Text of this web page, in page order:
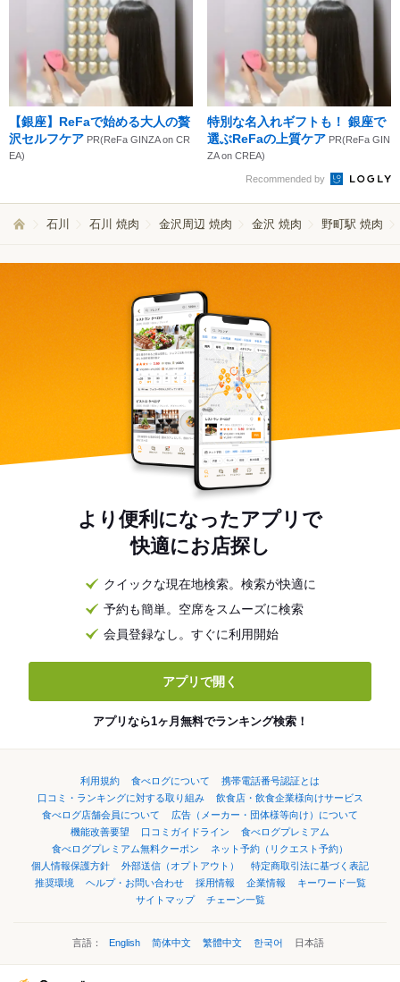
【銀座】ReFaで始める大人の贅
沢セルフケア PR(ReFa GINZA on CR
EA)
特別な名入れギフトも！ 銀座で
選ぶReFaの上質ケア PR(ReFa GIN
ZA on CREA)
Recommended by
石川 石川 焼肉 金沢周辺 焼肉 金沢 焼肉 野町駅 焼肉
より便利になったアプリで
快適にお店探し
クイックな現在地検索。検索が快適に
予約も簡単。空席をスムーズに検索
会員登録なし。すぐに利用開始
アプリで開く
アプリなら1ヶ月無料でランキング検索！
利用規約 食べログについて
携帯電話番号認証とは
口コミ・ランキングに対する取り組み
飲食店・飲食企業様向けサービス
食べログ店舗会員について
広告（メーカー・団体様等向け）について
機能改善要望
口コミガイドライン
食べログプレミアム
食べログプレミアム無料クーポン
ネット予約（リクエスト予約）
個人情報保護方針
外部送信（オプトアウト）
特定商取引法に基づく表記
推奨環境
ヘルプ・お問い合わせ 採用情報 企業情報
キーワード一覧
サイトマップ
チェーン一覧
言語： English 简体中文 繁體中文 한국어 日本語